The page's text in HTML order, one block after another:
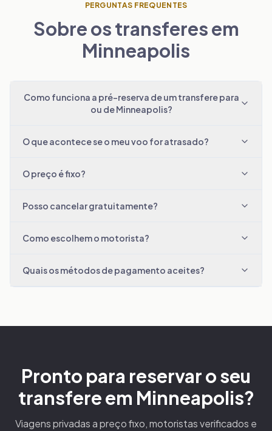
PERGUNTAS FREQUENTES
Sobre os transferes em
Minneapolis
Como funciona a pré-reserva de um transfere para
ou de Minneapolis?
O que acontece se o meu voo for atrasado?
O preço é fixo?
Posso cancelar gratuitamente?
Como escolhem o motorista?
Quais os métodos de pagamento aceites?
Pronto para reservar o seu
transfere em Minneapolis?
Viagens privadas a preço fixo, motoristas verificados e